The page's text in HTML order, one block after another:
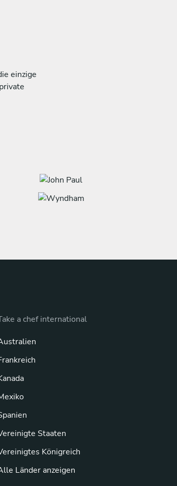
einzige
a chef international
Staaten
Königreich
Länder anzeigen